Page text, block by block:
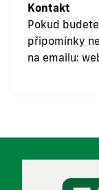
Kontakt
Pokud
připomínky
na emailu: